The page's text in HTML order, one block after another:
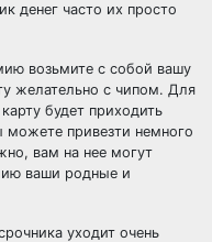
денег часто их просто
возьмите с собой вашу
желательно с чипом. Для
будет приходить
можете привезти немного
вам на нее могут
ваши родные и
уходит очень